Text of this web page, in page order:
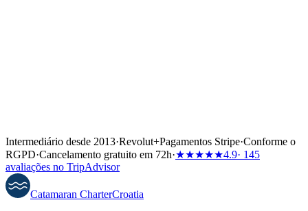
Intermediário desde 2013·Revolut+Pagamentos Stripe·Conforme o
RGPD·Cancelamento gratuito em 72h·★★★★★4.9· 145
avaliações no TripAdvisor
Catamaran CharterCroatia